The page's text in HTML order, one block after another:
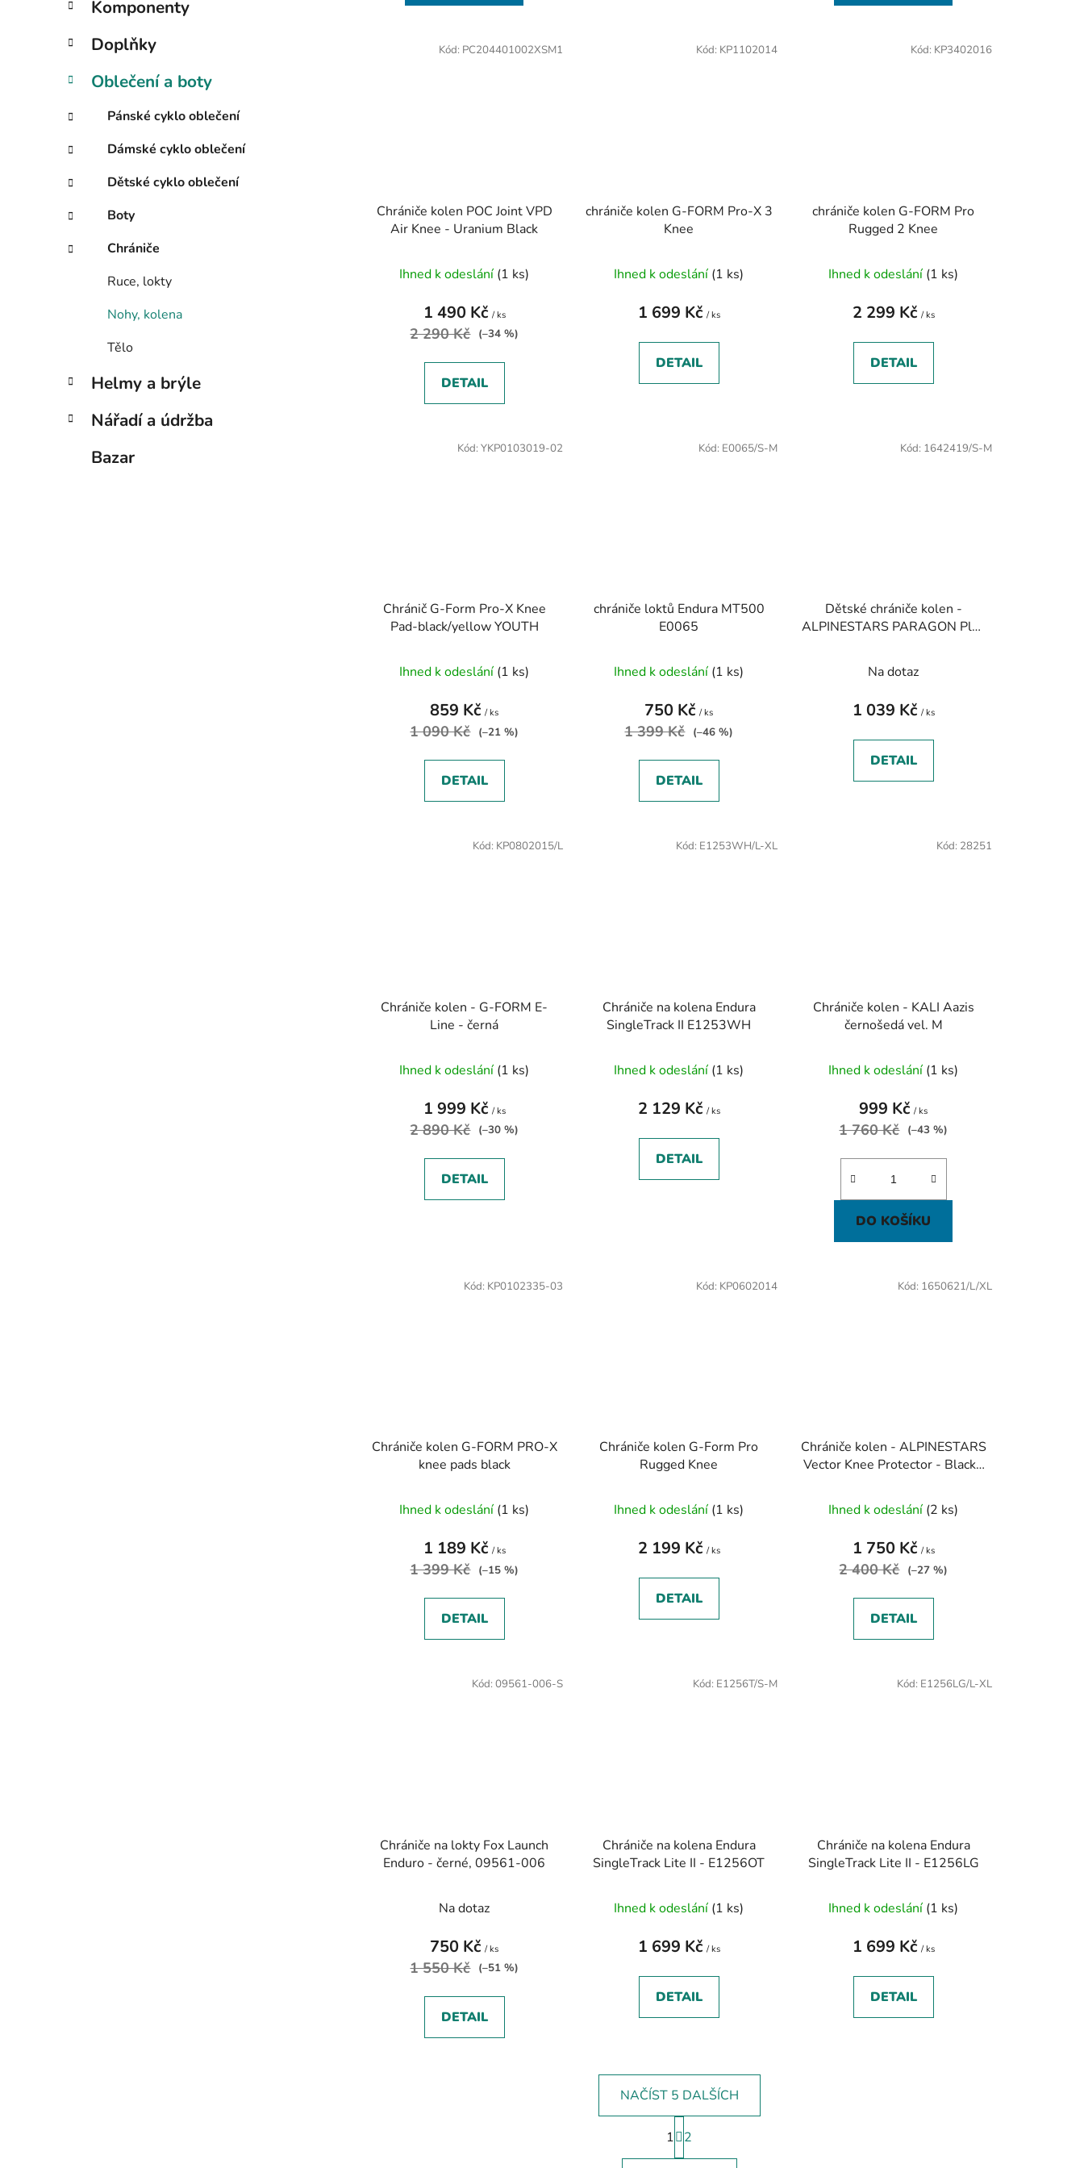
o
i
Komponenty
Doplňky
Oblečení a boty
Pánské cyklo oblečení
Dámské cyklo oblečení
Dětské cyklo oblečení
Boty
Chrániče
Ruce, lokty
Nohy, kolena
Tělo
Helmy a brýle
Nářadí a údržba
Bazar
Chrániče kolen POC Joint VPD
Air Knee - Uranium Black
Ihned k odeslání (1 ks)
1 490 Kč / ks
2 290 Kč (–34 %)
DETAIL
Kód: PC204401002XSM1
chrániče kolen G-FORM Pro-X 3
Knee
Ihned k odeslání (1 ks)
1 699 Kč / ks
DETAIL
Kód: KP1102014
chrániče kolen G-FORM Pro
Rugged 2 Knee
Ihned k odeslání (1 ks)
2 299 Kč / ks
DETAIL
Kód: KP3402016
Chránič G-Form Pro-X Knee
Pad-black/yellow YOUTH
Ihned k odeslání (1 ks)
859 Kč/ ks
1 090 Kč (–21 %)
DETAIL
Kód: YKP0103019-02
chrániče loktů Endura MT500
E0065
Ihned k odeslání (1 ks)
750 Kč/ ks
1 399 Kč (–46 %)
DETAIL
Kód: E0065/S-M
Dětské chrániče kolen -
ALPINESTARS PARAGON Plus
Na dotaz
1 039 Kč / ks
DETAIL
Kód: 1642419/S-M
Chrániče kolen - G-FORM E-
Line - černá
Ihned k odeslání (1 ks)
1 999 Kč / ks
2 890 Kč (–30 %)
DETAIL
Kód: KP0802015/L
Chrániče na kolena Endura
SingleTrack II E1253WH
Ihned k odeslání (1 ks)
2 129 Kč / ks
DETAIL
Kód: E1253WH/L-XL
Chrániče kolen - KALI Aazis
černošedá vel. M
Ihned k odeslání (1 ks)
999 Kč/ ks
1 760 Kč (–43 %)
DO KOŠÍKU
Kód: 28251
Chrániče kolen G-FORM PRO-X
knee pads black
Ihned k odeslání (1 ks)
1 189 Kč / ks
1 399 Kč (–15 %)
DETAIL
Kód: KP0102335-03
Chrániče kolen G-Form Pro
Rugged Knee
Ihned k odeslání (1 ks)
2 199 Kč / ks
DETAIL
Kód: KP0602014
Chrániče kolen - ALPINESTARS
Vector Knee Protector - Black /
Ihned k odeslání (2 ks)
1 750 Kč / ks
2 400 Kč (–27 %)
DETAIL
Kód: 1650621/L/XL
Chrániče na lokty Fox Launch
Enduro - černé, 09561-006
Na dotaz
750 Kč/ ks
1 550 Kč (–51 %)
DETAIL
Kód: 09561-006-S
Chrániče na kolena Endura
SingleTrack Lite II - E1256OT
Ihned k odeslání (1 ks)
1 699 Kč / ks
DETAIL
Kód: E1256T/S-M
Chrániče na kolena Endura
SingleTrack Lite II - E1256LG
Ihned k odeslání (1 ks)
1 699 Kč / ks
DETAIL
Kód: E1256LG/L-XL
O
v
NAČÍST 5 DALŠÍCH
S
t
r
1 2